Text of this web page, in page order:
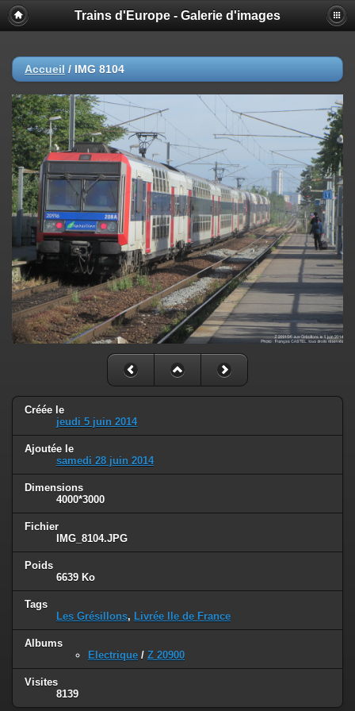
Trains d'Europe - Galerie d'images
Accueil / IMG 8104
Créée le
jeudi 5 juin 2014
Ajoutée le
samedi 28 juin 2014
Dimensions
4000*3000
Fichier
IMG_8104.JPG
Poids
6639 Ko
Tags
Les Grésillons, Livrée Ile de France
Albums
Electrique / Z 20900
Visites
8139